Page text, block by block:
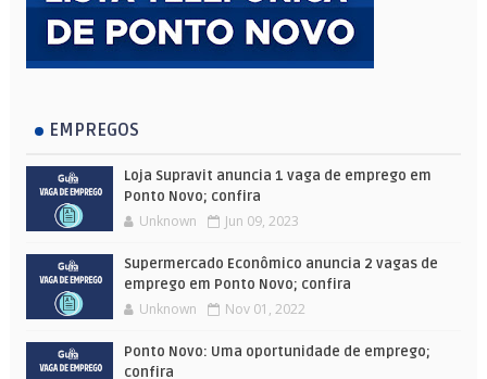
EMPREGOS
Loja Supravit anuncia 1 vaga de emprego em
Ponto Novo; confira
Unknown Jun 09, 2023
Supermercado Econômico anuncia 2 vagas de
emprego em Ponto Novo; confira
Unknown Nov 01, 2022
Ponto Novo: Uma oportunidade de emprego;
confira